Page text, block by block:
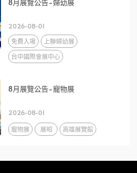
8月展覽公告-婦幼展
2026-08-01
免費入場
上聯婦幼展
台中國際會展中心
8月展覽公告-寵物展
2026-08-01
寵物展 展昭 高雄展覽館